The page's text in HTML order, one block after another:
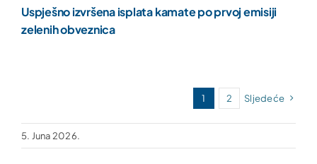
Uspješno izvršena isplata kamate po prvoj emisiji
zelenih obveznica
1 2 Sljedeće
5. Juna 2026.